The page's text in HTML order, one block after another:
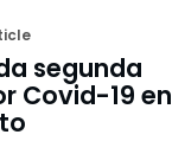
segunda
Covid-19 en